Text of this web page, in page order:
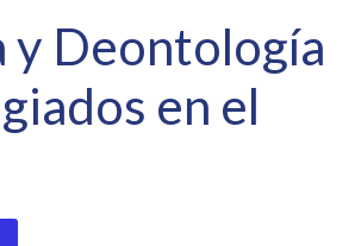
y Deontología
en el